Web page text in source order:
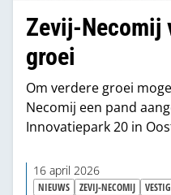
Zevij-Necomij
groei
Om verdere groei
Necomij een pand
Innovatiepark 20 in
16 april 2026
NIEUWS ZEVIJ-NECOMIJ